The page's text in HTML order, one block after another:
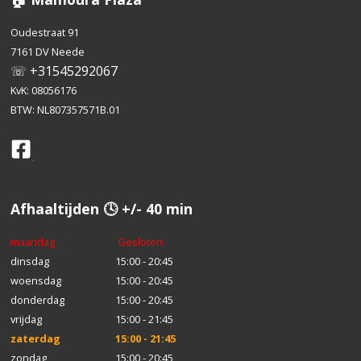
Oudestraat 91
7161 DV Neede
☏ +31545292067
KvK: 08056176
BTW: NL807357571B.01
Afhaaltijden 🕓 +/- 40 min
maandag
Gesloten
dinsdag
15:00 - 20:45
woensdag
15:00 - 20:45
donderdag
15:00 - 20:45
vrijdag
15:00 - 21:45
zaterdag
15:00 - 21:45
zondag
15:00 - 20:45